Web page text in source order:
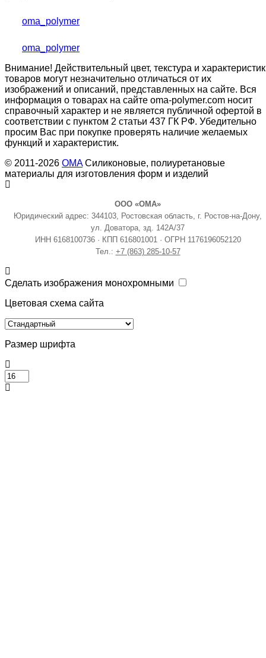
oma_polymer
oma_polymer
Внимание! Действительный цвет, текстура и
товаров могут незначительно отличаться от их
изображений и описаний, представленных на сайте. Вся
информация о товарах на сайте oma-polymer.com носит
справочный характер и не является публичной офертой в
соответствии с пунктом 2 статьи 437 ГК РФ. Убедительно
просим Вас при покупке проверять наличие желаемых
функций и характеристик.
© 2011-2026 OMAСиликоновые, полиуретановые
материалы для изготовления форм и изделий
ООО «ОМА»
Юридический адрес: 344103, Ростовская область, г. Ростов-на-Дону,
ул. Доватора, зд. 142А/37
ИНН 6168100736 · КПП 616801001 · ОГРН 1176196052120
Тел.: +7 (863) 285-10-57
Сделать изображения монохромными
Цветовая схема сайта
Размер шрифта